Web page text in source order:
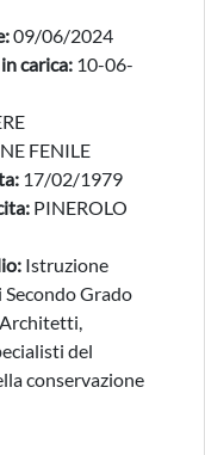
09/06/2024
carica: 10-06-
FENILE
17/02/1979
PINEROLO
Istruzione
Secondo Grado
Architetti,
del
conservazione